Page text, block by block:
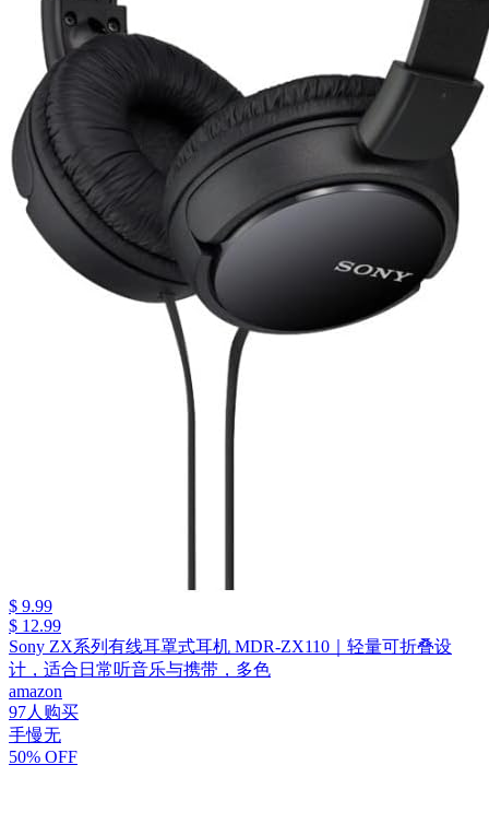
$ 9.99
$ 12.99
Sony ZX系列有线耳罩式耳机 MDR-ZX110｜轻量可折叠设
计，适合日常听音乐与携带，多色
amazon
97人购买
手慢无
50% OFF